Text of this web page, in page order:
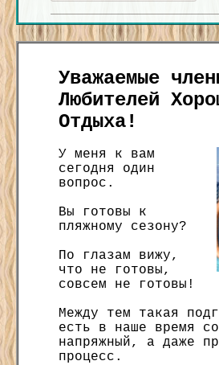
Уважаемые
Любителей
Отдыха!
У меня к вам
сегодня один
вопрос.
Вы готовы к
пляжному сезону?
По глазам вижу,
что не готовы,
совсем не готовы!
Между тем такая
есть в наше время
напряжный, а даже
процесс.